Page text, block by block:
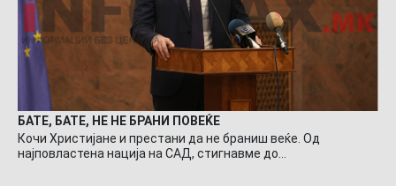
БАТЕ, БАТЕ, НЕ НЕ БРАНИ ПОВЕЌЕ
Кочи Христијане и престани да не браниш веќе. Од
најповластена нација на САД, стигнавме до…